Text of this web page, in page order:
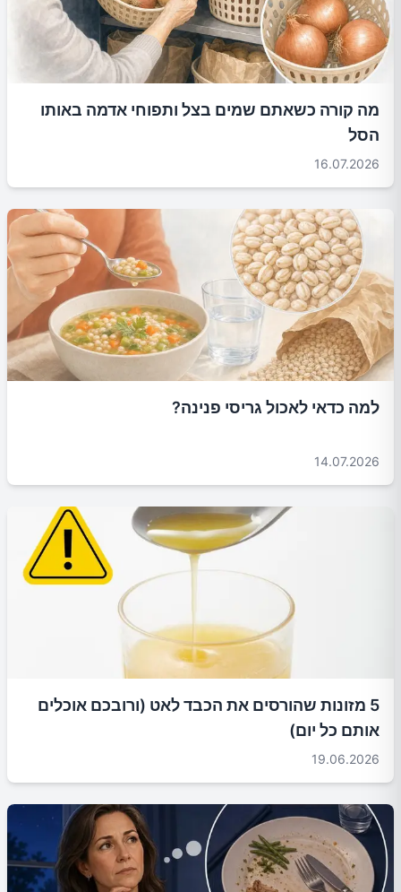
מה קורה כשאתם שמים בצל ותפוחי אדמה באותו
הסל
16.07.2026
למה כדאי לאכול גריסי פנינה?
14.07.2026
5 מזונות שהורסים את הכבד לאט (ורובכם אוכלים
אותם כל יום)
19.06.2026